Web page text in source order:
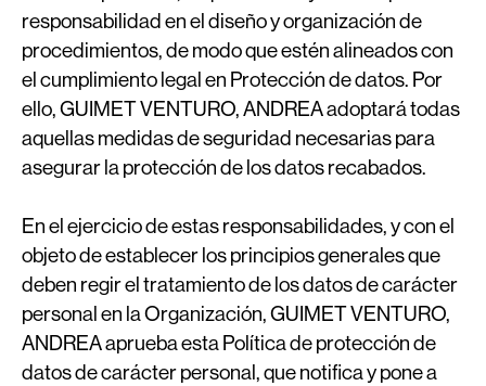
responsabilidad en el diseño y organización de
procedimientos, de modo que estén alineados con
el cumplimiento legal en Protección de datos. Por
ello, GUIMET VENTURO, ANDREA adoptará todas
aquellas medidas de seguridad necesarias para
asegurar la protección de los datos recabados.
En el ejercicio de estas responsabilidades, y con el
objeto de establecer los principios generales que
deben regir el tratamiento de los datos de carácter
personal en la Organización, GUIMET VENTURO,
ANDREA aprueba esta Política de protección de
datos de carácter personal, que notifica y pone a